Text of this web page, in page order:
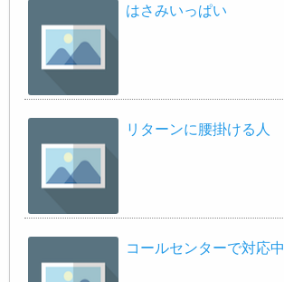
はさみいっぱい
リターンに腰掛ける人
コールセンターで対応中